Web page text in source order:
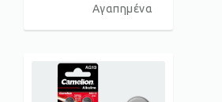
Αγαπημένα